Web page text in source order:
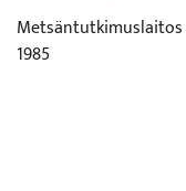
Metsäntutkimuslaitos
1985